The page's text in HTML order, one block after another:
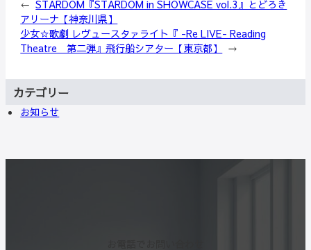
← STARDOM『STARDOM in SHOWCASE vol.3』とどろき
アリーナ【神奈川県】
少女☆歌劇 レヴュースタァライト『 -Re LIVE- Reading
Theatre 第二弾』飛行船シアター【東京都】
→
カテゴリー
お知らせ